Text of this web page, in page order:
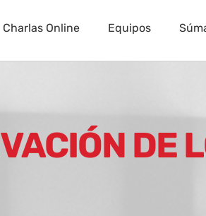
Charlas Online Equipos
DE